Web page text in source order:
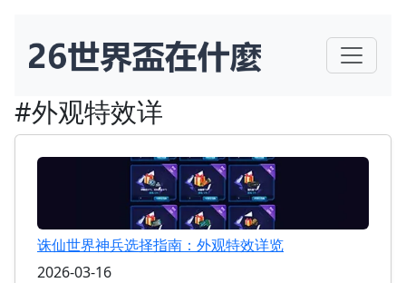
#外观特效详
诛仙世界神兵选择指南：外观特效详览
2026-03-16